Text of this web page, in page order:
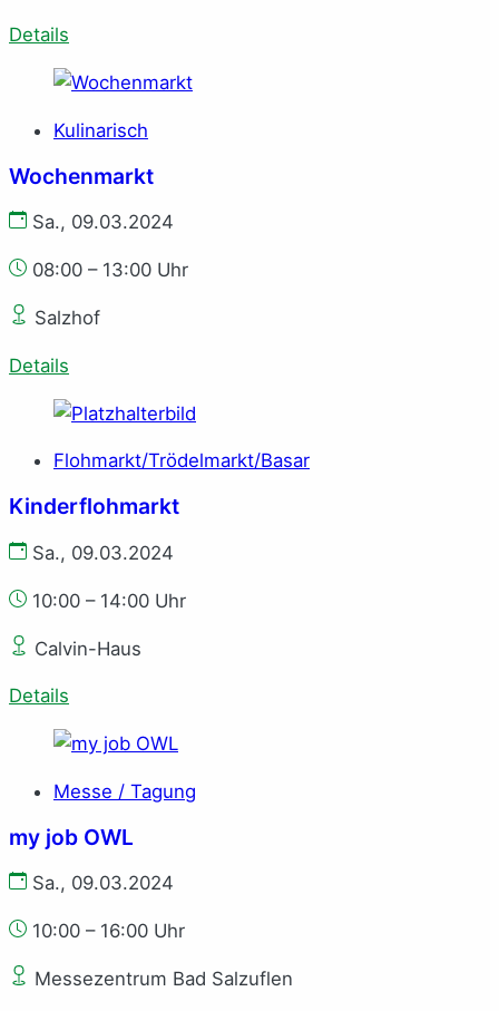
Details
Kulinarisch
Wochenmarkt
Sa., 09.03.2024
08:00 – 13:00 Uhr
Salzhof
Details
Flohmarkt/Trödelmarkt/Basar
Kinderflohmarkt
Sa., 09.03.2024
10:00 – 14:00 Uhr
Calvin-Haus
Details
Messe / Tagung
my job OWL
Sa., 09.03.2024
10:00 – 16:00 Uhr
Messezentrum Bad Salzuflen